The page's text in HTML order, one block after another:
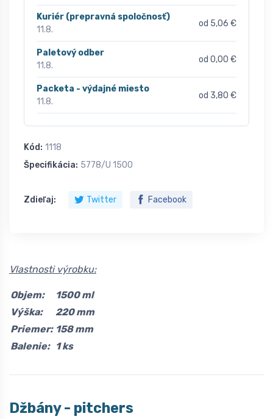
Kuriér (prepravná spoločnosť)
11.8.
od 5,06 €
Paletový odber
11.8.
od 0,00 €
Packeta - výdajné miesto
11.8.
od 3,80 €
Kód: 1118
Špecifikácia: 5778/U 1500
Zdieľaj: Twitter Facebook
Vlastnosti výrobku:
Objem:
1500 ml
Výška:
220 mm
Priemer: 158 mm
Balenie: 1 ks
Džbány - pitchers